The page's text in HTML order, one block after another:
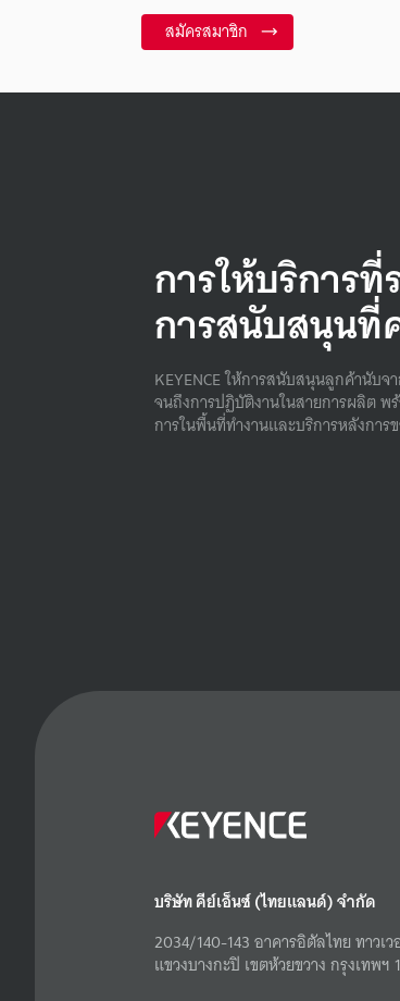
สมัครสมาชิก
การให้บริการที่
การสนับสนุนที่
KEYENCE ให้การสนับสนุนลูกค้านับจ
จนถึงการปฏิบัติงานในสายการผลิต พ
การในพื้นที่ทํางานและบริการหลังการ
บริษัท คีย์เอ็นซ์ (ไทยแลนด์) จำกัด
2034/140-143 อาคารอิตัลไทย ทาวเ
แขวงบางกะปิ เขตห้วยขวาง กรุงเทพฯ